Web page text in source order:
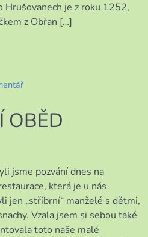
Hrušovanech je z roku 1252,
z Obřan […]
MOJE
HRUŠOVANY
OBĚD
jsme pozvání dnes na
která je u nás
jen „stříbrní“ manželé s dětmi,
Vzala jsem si sebou také
toto naše malé